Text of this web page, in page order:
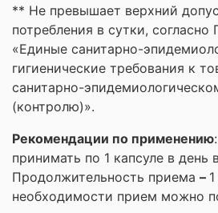
** Не превышает верхний
потребления в сутки,
«Единые санитарно-
гигиенические требования к
санитарно-
(контролю)».
Рекомендации по применению
принимать по 1 капсуле в день
Продолжительность приема –
необходимости прием можно